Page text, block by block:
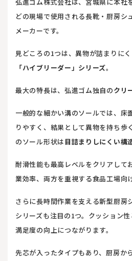
どの現場で使用される長靴・厨房シ
メーカーです。
見どころの1つは、異物が詰まりに
「ハイブリーダー」シリーズ。
最大の特長は、弘進ゴム独自のクリ
一般的な細かい溝のソールでは、床
りやすく、結果として異物を持ち歩
のソール形状は目詰まりしにくい構
耐滑性能も最高レベルをクリアして
業効率、両方を重視する食品工場向
さらに長時間作業を支える新型厨房
シリーズも注目の1つ。クッション
満足度の向上につながります。
先芯が入ったタイプもあり、厨房か